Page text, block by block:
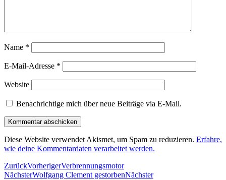
Name *
E-Mail-Adresse *
Website
Benachrichtige mich über neue Beiträge via E-Mail.
Diese Website verwendet Akismet, um Spam zu reduzieren. Erfahre,
wie deine Kommentardaten verarbeitet werden.
ZurückVorherigerVerbrennungsmotor
NächsterWolfgang Clement gestorbenNächster